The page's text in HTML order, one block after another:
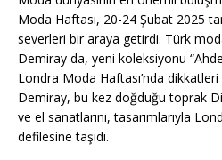
Moda Haftası, 20-24 Şubat 2025
severleri bir araya getirdi. Türk
Demiray da, yeni koleksiyonu “Ahde
Londra Moda Haftası’nda
Demiray, bu kez doğduğu toprak
ve el sanatlarını, tasarımlarıyla
defilesine taşıdı.